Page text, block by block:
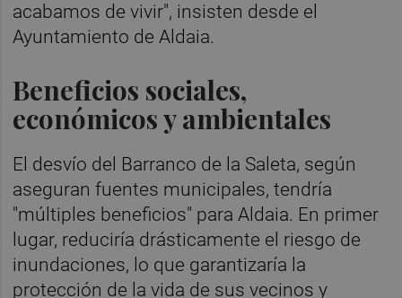
acabamos de vivir", insisten desde el
Ayuntamiento de Aldaia.
Beneficios sociales,
económicos y ambientales
El desvío del Barranco de la Saleta, según
aseguran fuentes municipales, tendría
"múltiples beneficios" para Aldaia. En primer
lugar, reduciría drásticamente el riesgo de
inundaciones, lo que garantizaría la
protección de la vida de sus vecinos y